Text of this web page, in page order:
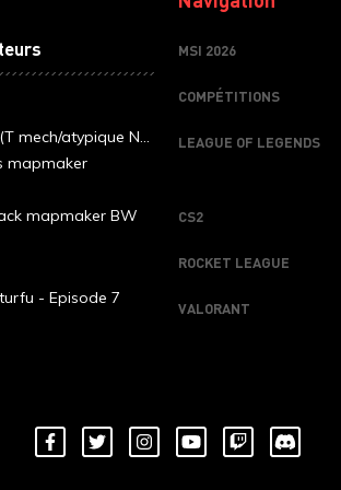
mech/atypique N...
mapmaker
mapmaker BW
- Episode 7
MSI 2026
COMPÉTITIONS
LEAGUE OF LEGENDS
CS2
ROCKET LEAGUE
VALORANT